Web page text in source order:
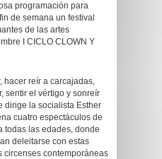
programación para
de semana un festival
de las artes
I CICLO CLOWN Y
hacer reír a carcajadas,
sentir el vértigo y sonreír
dirige la socialista Esther
cuatro espectáculos de
todas las edades, donde
deleitarse con estas
circenses contemporáneas